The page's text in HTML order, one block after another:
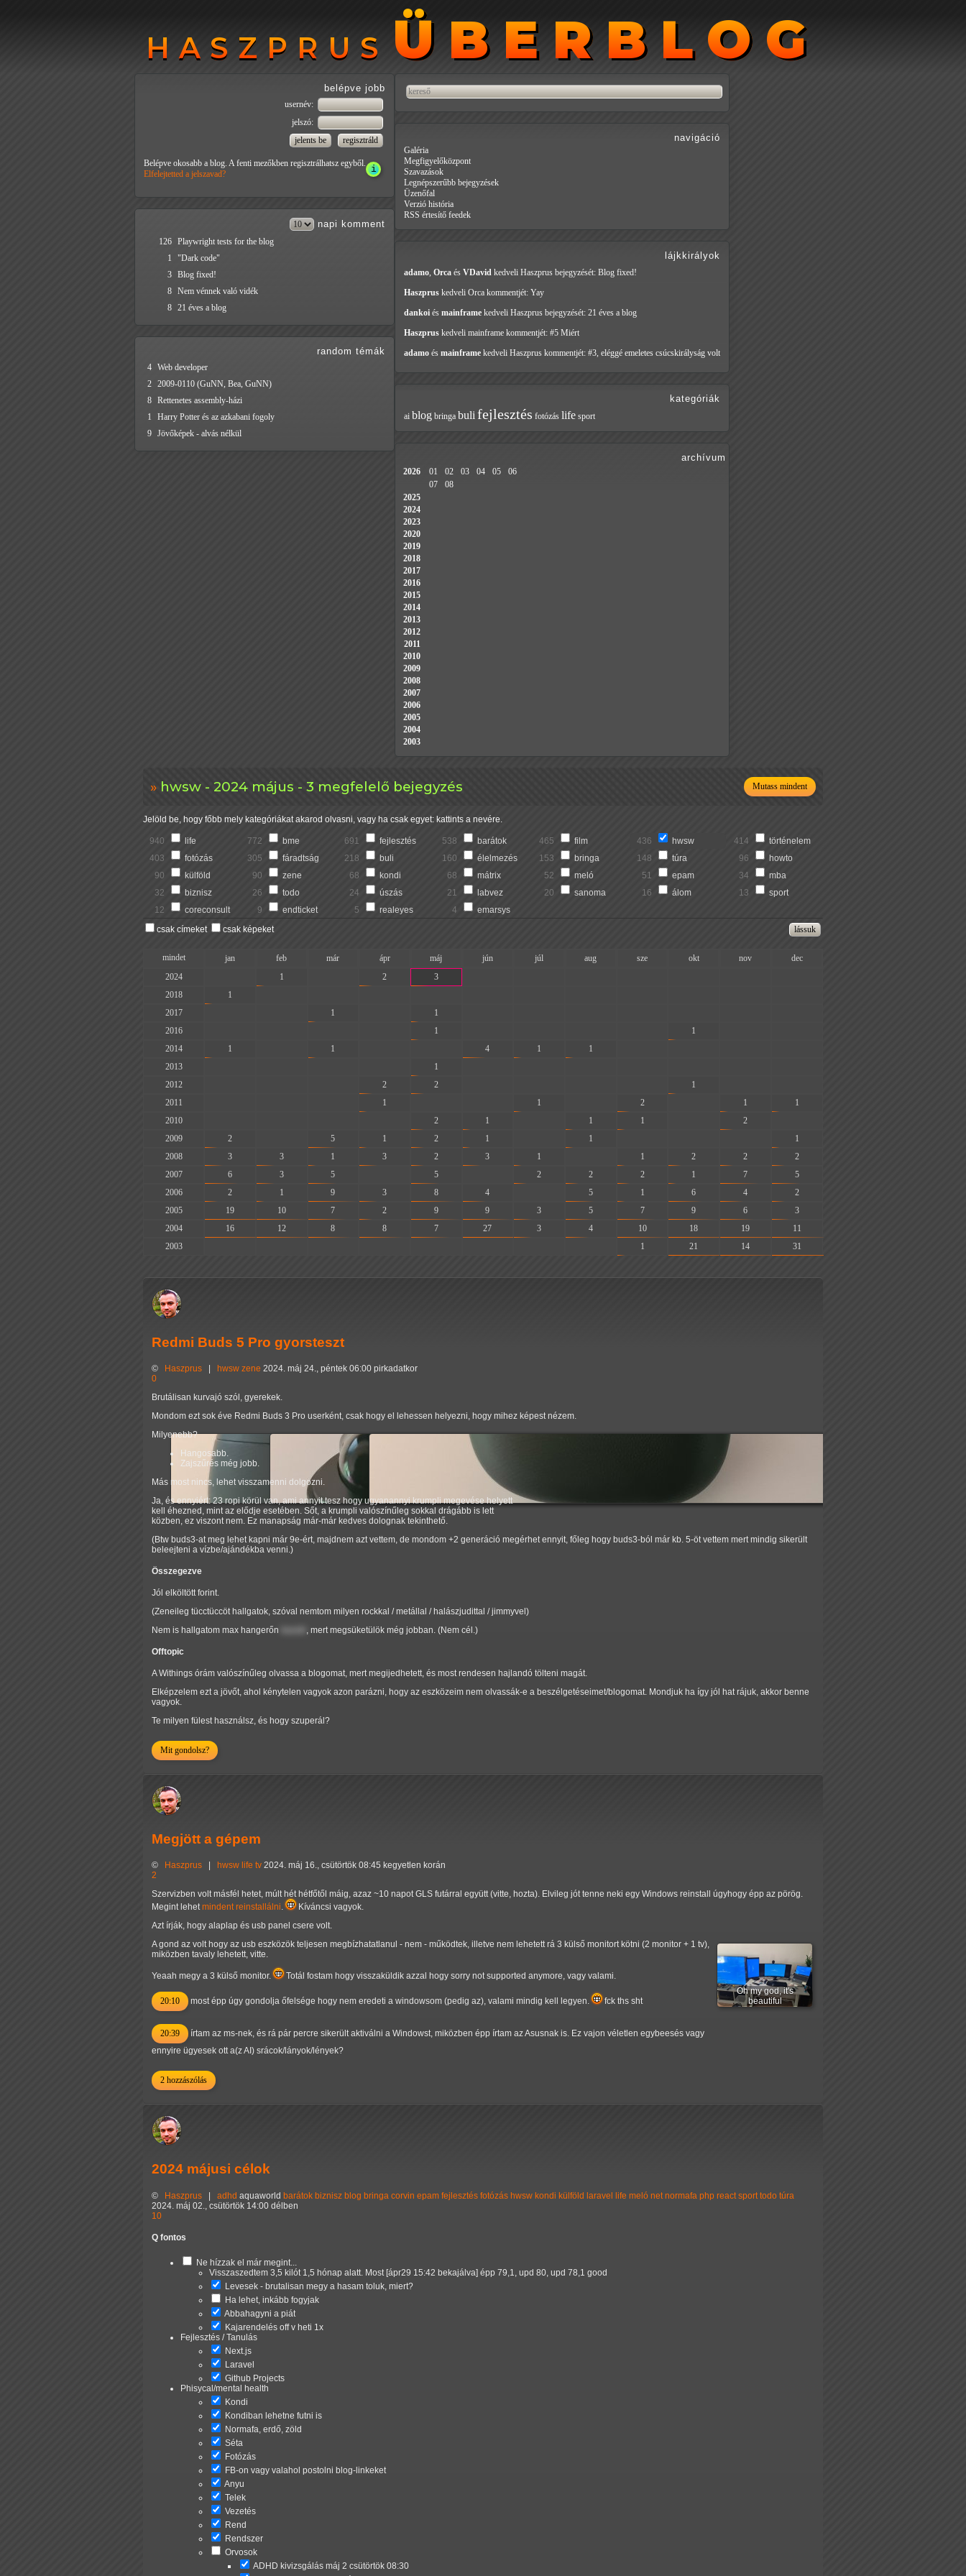
HASZPRUS ÜBERBLOG
HASZPRUS ÜBERBLOG
hwsw - 2024 május - 3 megfelelő bejegyzés Mutass mindent
Jelöld be, hogy főbb mely kategóriákat akarod olvasni, vagy ha csak egyet: kattints a nevére.
940 life 772 bme 691 fejlesztés 538 barátok 465 film 436 hwsw 414
történelem
403
fotózás 305 fáradtság 218 buli 160 élelmezés 153 bringa 148 túra 96
howto
90
külföld 90 zene 68 kondi 68 mátrix 52 meló 51 epam 34
mba
32
biznisz 26 todo 24 úszás 21 labvez 20 sanoma 16 álom 13
sport
12
coreconsult 9 endticket 5 realeyes 4
emarsys
csak címeket
csak képeket
mindet jan feb már ápr máj jún júl aug sze okt nov
dec
2024
1 2 3
2018
1
2017
1 1
2016
1 1
2014
1 1 4 1 1
2013
1
2012
2 2 1
2011
1 1 2 1
1
2010
2 1 1 1 2
2009
2 5 1 2 1 1
1
2008
3 3 1 3 2 3 1 1 2 2
2
2007
6 3 5 5 2 2 2 1 7
5
2006
2 1 9 3 8 4 5 1 6 4
2
2005
19 10 7 2 9 9 3 5 7 9 6
3
2004
16 12 8 8 7 27 3 4 10 18 19
11
2003
1 21 14 31
Redmi Buds 5 Pro gyorsteszt
© Haszprus hwsw zene 2024. máj 24., péntek 06:00 pirkadatkor
0
Brutálisan kurvajó szól, gyerekek.
Mondom ezt sok éve Redmi Buds 3 Pro userként, csak hogy el lehessen helyezni, hogy mihez képest nézem.
Milyenebb?
Hangosabb.
Zajszűrés még jobb.
Más most nincs, lehet visszamenni dolgozni.
Ja, és ennyiért: 23 ropi körül van, ami annyit tesz hogy ugyanannyi krumpli megevése helyett
kell éhezned, mint az elődje esetében. Sőt, a krumpli valószínűleg sokkal drágább is lett
közben, ez viszont nem. Ez manapság már-már kedves dolognak tekinthető.
(Btw buds3-at meg lehet kapni már 9e-ért, majdnem azt vettem, de mondom +2 generáció megérhet ennyit, főleg hogy buds3-ból már kb. 5-öt vettem mert mindig sikerült
beleejteni a vízbe/ajándékba venni.)
Összegezve
Jól elköltött forint.
(Zeneileg tücctüccöt hallgatok, szóval nemtom milyen rockkal / metállal / halászjudittal / jimmyvel)
Nem is hallgatom max hangerőn
, mert megsüketülök még jobban. (Nem cél.)
Offtopic
A Withings órám valószínűleg olvassa a blogomat, mert megijedhetett, és most rendesen hajlandó tölteni magát.
Elképzelem ezt a jövőt, ahol kénytelen vagyok azon parázni, hogy az eszközeim nem olvassák-e a beszélgetéseimet/blogomat. Mondjuk ha így jól hat rájuk, akkor benne
vagyok.
Te milyen fülest használsz, és hogy szuperál?
Mit gondolsz?
Megjött a gépem
© Haszprus hwsw life tv 2024. máj 16., csütörtök 08:45 kegyetlen korán
2
Szervizben volt másfél hetet, múlt hét hétfőtől máig, azaz ~10 napot GLS futárral együtt (vitte, hozta). Elvileg jót tenne neki egy Windows reinstall úgyhogy épp az pörög.
Megint lehetmindent reinstallálni.
Kíváncsi vagyok.
Azt írják, hogy alaplap és usb panel csere volt.
Oh my god, it's
beautiful
A gond az volt hogy az usb eszközök teljesen megbízhatatlanul - nem - működtek, illetve nem lehetett rá 3 külső monitort kötni (2 monitor + 1 tv),
miközben tavaly lehetett, vitte.
Yeaah megy a 3 külső monitor. Totál fostam hogy visszaküldik azzal hogy sorry not supported anymore, vagy valami.
20:10 most épp úgy gondolja őfelsége hogy nem eredeti a windowsom (pedig az), valami mindig kell legyen. fck ths sht
20:39
írtam az ms-nek, és rá pár percre sikerült aktiválni a Windowst, miközben épp írtam az Asusnak is. Ez vajon véletlen egybeesés vagy
ennyire ügyesek ott a(z AI) srácok/lányok/lények?
2 hozzászólás
2024 májusi célok
© Haszprus | adhd aquaworld barátok biznisz blog bringa corvin epam fejlesztés fotózás hwsw kondi külföld laravel life meló net normafa php react sport todo túra
2024. máj 02., csütörtök 14:00 délben
10
Q fontos
Ne hízzak el már megint...
Visszaszedtem 3,5 kilót 1,5 hónap alatt. Most [ápr29 15:42 bekajálva] épp 79,1, upd 80, upd 78,1 good
Levesek - brutalisan megy a hasam toluk, miert?
Ha lehet, inkább fogyjak
Abbahagyni a piát
Kajarendelés off v heti 1x
Fejlesztés / Tanulás
Next.js
Laravel
Github Projects
Phisycal/mental health
Kondi
Kondiban lehetne futni is
Normafa, erdő, zöld
Séta
Fotózás
FB-on vagy valahol postolni blog-linkeket
Anyu
Telek
Vezetés
Rend
Rendszer
Orvosok
ADHD kivizsgálás máj 2 csütörtök 08:30
belépve jobb
usernév:
jelszó:
Belépve okosabb a blog. A fenti mezőkben regisztrálhatsz egyből.
Elfelejtetted a jelszavad?
napi komment
126 Playwright tests for the blog
1
"Dark code"
3 Blog fixed!
8 Nem vénnek való vidék
8 21 éves a blog
random témák
4 Web developer
2 2009-0110 (GuNN, Bea, GuNN)
8 Rettenetes assembly-házi
1
Harry Potter és az azkabani fogoly
9 Jövőképek - alvás nélkül
navigáció
Galéria
Megfigyelőközpont
Szavazások
Legnépszerűbb bejegyzések
Üzenőfal
Verzió história
RSS értesítő feedek
lájkkirályok
adamo, Orca és VDavid kedveli Haszprus bejegyzését: Blog fixed!
Haszprus kedveli Orca kommentjét: Yay
dankoi és mainframe kedveli Haszprus bejegyzését: 21 éves a blog
Haszprus kedveli mainframe kommentjét: #5 Miért
adamo és mainframe kedveli Haszprus kommentjét: #3, eléggé emeletes csúcskirályság volt
kategóriák
ai blog bringa buli fejlesztés fotózás life sport
archívum
2026 01 02 03 04 05
06
07
08
2025
2024
2023
2020
2019
2018
2017
2016
2015
2014
2013
2012
2011
2010
2009
2008
2007
2006
2005
2004
2003